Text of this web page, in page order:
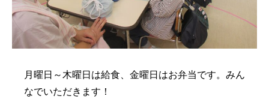
月曜日～木曜日は給食、金曜日はお弁当です。みん
なでいただきます！